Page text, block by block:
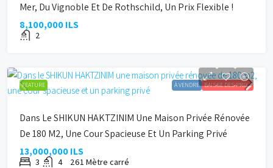
Mer, Du Vignoble Et De Rothschild, Un Prix Flexible !
8,100,000 ILS
2
FEATURE À VENDRE BAISSE DES PRIX !
Dans Le SHIKUN HAKTZINIM Une Maison Privée Rénovée
De 180 M2, Une Cour Spacieuse Et Un Parking Privé
13,000,000 ILS
3 4 261 Mètre carré